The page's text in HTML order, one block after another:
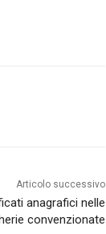
Articolo successivo
anagrafici nelle
convenzionate